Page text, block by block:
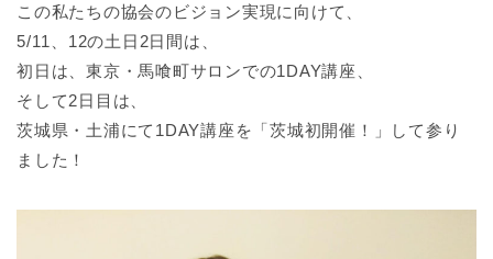
この私たちの協会のビジョン実現に向けて、
5/11、12の土日2日間は、
初日は、東京・馬喰町サロンでの1DAY講座、
そして2日目は、
茨城県・土浦にて1DAY講座を「茨城初開催！」して参り
ました！